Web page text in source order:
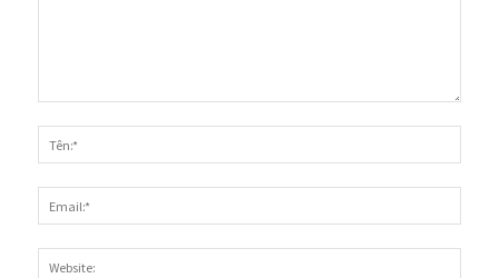
luận: